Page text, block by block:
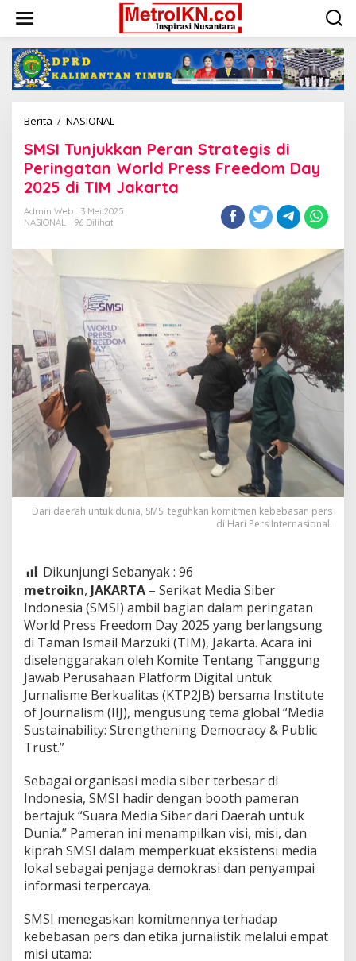
konten
Berita / NASIONAL
Peran
Strategis
di
Peringatan
World
Day
di
Jakarta
SMSI Tunjukkan Peran Strategis di
Peringatan World Press Freedom Day
2025 di TIM Jakarta
Admin Web
3 Mei 2025
NASIONAL
96 Dilihat
Dari daerah untuk dunia, SMSI teguhkan komitmen kebebasan pers
di Hari Pers Internasional.
Dikunjungi Sebanyak : 96
metroikn, JAKARTA – Serikat Media Siber
Indonesia (SMSI) ambil bagian dalam peringatan
World Press Freedom Day 2025 yang berlangsung
di Taman Ismail Marzuki (TIM), Jakarta. Acara ini
diselenggarakan oleh Komite Tentang Tanggung
Jawab Perusahaan Platform Digital untuk
Jurnalisme Berkualitas (KTP2JB) bersama Institute
of Journalism (IIJ), mengusung tema global “Media
Sustainability: Strengthening Democracy & Public
Trust.”
Sebagai organisasi media siber terbesar di
Indonesia, SMSI hadir dengan booth pameran
bertajuk “Suara Media Siber dari Daerah untuk
Dunia.” Pameran ini menampilkan visi, misi, dan
kiprah SMSI dalam memperkuat eksistensi media
lokal sebagai penjaga demokrasi dan penyampai
informasi terpercaya.
SMSI menegaskan komitmennya terhadap
kebebasan pers dan etika jurnalistik melalui empat
misi utama: